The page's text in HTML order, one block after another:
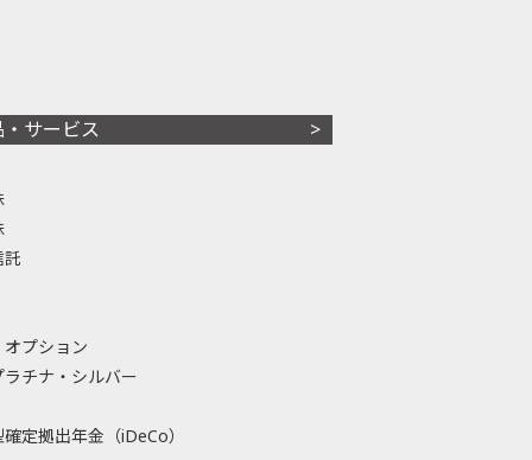
・サービス
託
プション
ラチナ・シルバー
定拠出年金（iDeCo）